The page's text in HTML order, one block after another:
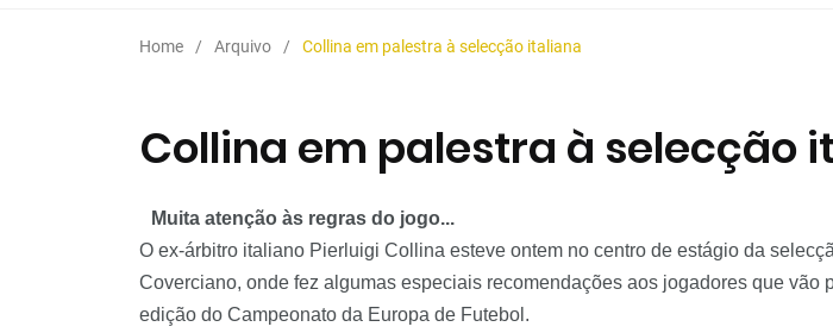
Home Arquivo Collina em palestra à selecção italiana
Collina em palestra à selecção
Muita atenção às regras do jogo...
O ex-árbitro italiano Pierluigi Collina esteve ontem no centro de estágio da
Coverciano, onde fez algumas especiais recomendações aos jogadores que vão
edição do Campeonato da Europa de Futebol.